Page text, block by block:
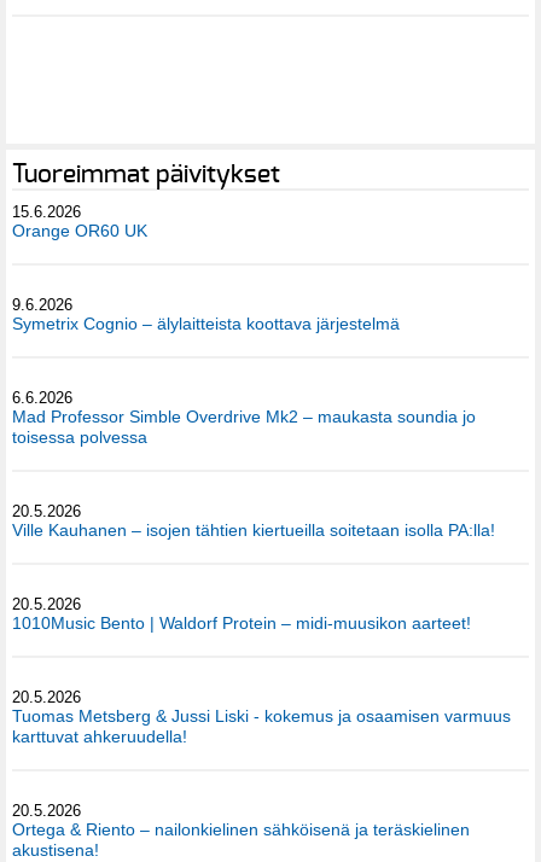
Tuoreimmat päivitykset
15.6.2026
Orange OR60 UK
9.6.2026
Symetrix Cognio – älylaitteista koottava järjestelmä
6.6.2026
Mad Professor Simble Overdrive Mk2 – maukasta soundia jo
toisessa polvessa
20.5.2026
Ville Kauhanen – isojen tähtien kiertueilla soitetaan isolla PA:lla!
20.5.2026
1010Music Bento | Waldorf Protein – midi-muusikon aarteet!
20.5.2026
Tuomas Metsberg & Jussi Liski - kokemus ja osaamisen varmuus
karttuvat ahkeruudella!
20.5.2026
Ortega & Riento – nailonkielinen sähköisenä ja teräskielinen
akustisena!